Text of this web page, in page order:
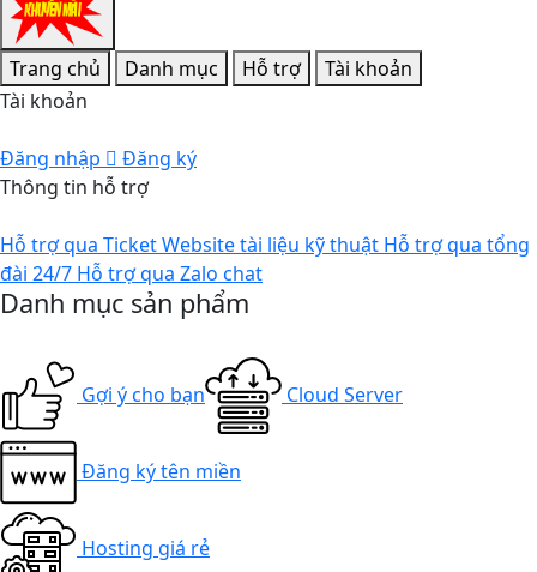
Trang chủ Danh mục Hỗ trợ
Tài khoản
Tài khoản
Đăng nhập
Đăng ký
Thông tin hỗ trợ
Hỗ trợ qua TicketWebsite tài liệu kỹ thuật Hỗ trợ qua tổng
đài 24/7 Hỗ trợ qua Zalo chat
Danh mục sản phẩm
Gợi ý cho bạn Cloud Server
Đăng ký tên miền
Hosting giá rẻ